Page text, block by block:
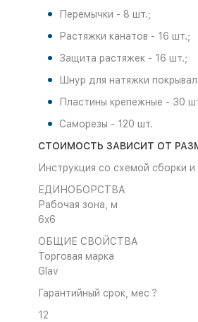
Перемычки - 8 шт.;
Растяжки канатов - 16 шт.;
Защита растяжек - 16 шт.;
Шнур для натяжки
Пластины крепежные - 30
Саморезы - 120 шт.
СТОИМОСТЬ ЗАВИСИТ ОТ
Инструкция со схемой сборки
ЕДИНОБОРСТВА
Рабочая зона, м
6x6
ОБЩИЕ СВОЙСТВА
Торговая марка
Glav
Гарантийный срок, мес ?
12